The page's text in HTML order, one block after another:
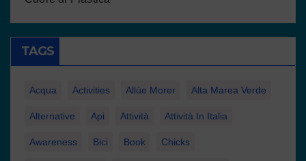
TAGS
Acqua Activities Allúe Morer Alta Marea Verde
Alternative Api Attività Attività In Italia
Awareness Bici Book Chicks